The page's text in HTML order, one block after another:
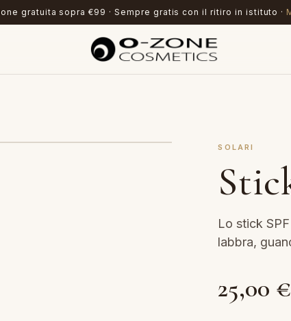
gratuita sopra €99 · Sempre gratis con il ritiro in istituto ·
SOLARI
Lo stick
labbra,
25,00 €